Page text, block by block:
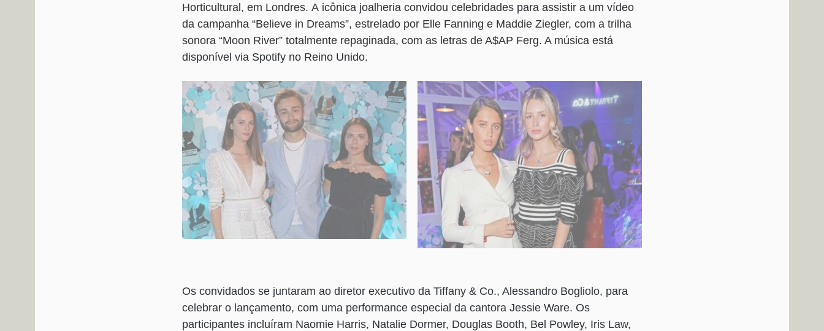
Horticultural, em Londres. A icônica joalheria convidou celebridades para assistir a um vídeo
da campanha “Believe in Dreams”, estrelado por Elle Fanning e Maddie Ziegler, com a trilha
sonora “Moon River” totalmente repaginada, com as letras de A$AP Ferg. A música está
disponível via Spotify no Reino Unido.
Os convidados se juntaram ao diretor executivo da Tiffany & Co., Alessandro Bogliolo, para
celebrar o lançamento, com uma performance especial da cantora Jessie Ware. Os
participantes incluíram Naomie Harris, Natalie Dormer, Douglas Booth, Bel Powley, Iris Law,